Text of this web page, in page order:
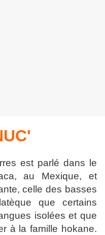
est parlé dans le
au Mexique, et
celle des basses
que certains
isolées et que
à la famille hokane.